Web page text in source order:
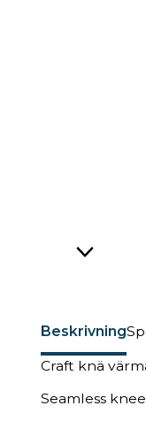
Beskrivning
Craft knä
Seamless